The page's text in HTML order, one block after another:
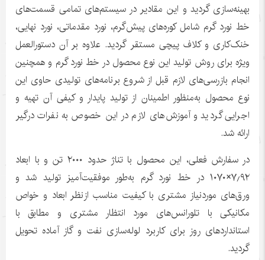
بهینه‌سازی گردید و این مقادیر در سیستم‌های تمامی قسمت‌های
خط نورد گرم شامل کوره‌های پیش‌گرم، نورد مقدماتی، نورد نهایی،
خنک‌کاری و کلاف پیچی مستقر گردید. علاوه بر آن دستورالعمل
ویژه برای روش تولید این نوع محصول در خط نورد گرم و همچنین
انجام بازرسی‌های لازم قبل از شروع برنامه‌های تولیدی حاوی این
نوع محصول به‌منظور اطمینان از تولید پایدار و کیفی آن تهیه و
اجرایی گردید و آموزش‌های لازم در این خصوص به نفرات درگیر
ارائه شد.
در سفارش فعلی، این محصول با تناژ حدود ۲۰۰۰ تن و با ابعاد
۷٫۹۲×۱۰۷۰ در خط نورد گرم به‌طور موفقیت‌آمیز تولید شد و
ورق‌های موردنیاز مشتری با کیفیت مناسب ازنظر ابعاد و خواص
مکانیکی با تلورانس‌های مورد انتظار مشتری و مطابق با
استانداردهای ‌روز برای کاربرد لوله‌سازی نفت و گاز آماده تحویل
گردید.